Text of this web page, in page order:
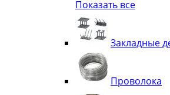
Квадрат
Труба
Элементы
Узоры
Лавки
Показать все
Закладные
Проволока